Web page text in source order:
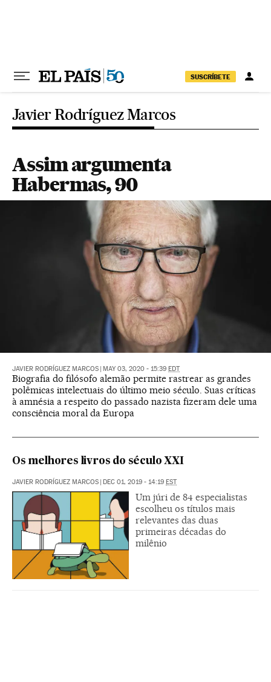
SUSCRÍBETE
Javier Rodríguez Marcos
Assim argumenta
Habermas, 90
JAVIER RODRÍGUEZ MARCOS MAY 03, 2020 - 15:39 EDT
Biografia do filósofo alemão permite rastrear as grandes
polêmicas intelectuais do último meio século. Suas críticas
à amnésia a respeito do passado nazista fizeram dele uma
consciência moral da Europa
Os melhores livros do século XXI
JAVIER RODRÍGUEZ MARCOS DEC 01, 2019 - 14:19 EST
Um júri de 84 especialistas
escolheu os títulos mais
relevantes das duas
primeiras décadas do
milênio